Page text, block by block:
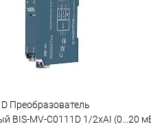
Преобразователь
BIS-MV-C0111D 1/2хAI (0...20